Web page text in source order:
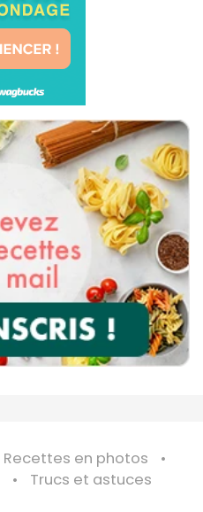
Recettes en photos
Trucs et astuces